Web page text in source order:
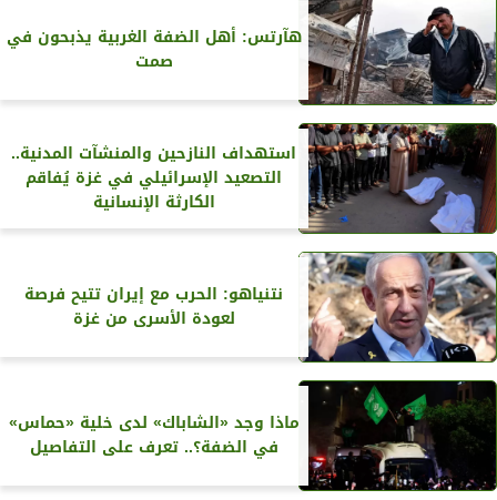
هآرتس: أهل الضفة الغربية يذبحون في
صمت
استهداف النازحين والمنشآت المدنية..
التصعيد الإسرائيلي في غزة يُفاقم
الكارثة الإنسانية
نتنياهو: الحرب مع إيران تتيح فرصة
لعودة الأسرى من غزة
ماذا وجد «الشاباك» لدى خلية «حماس»
في الضفة؟.. تعرف على التفاصيل